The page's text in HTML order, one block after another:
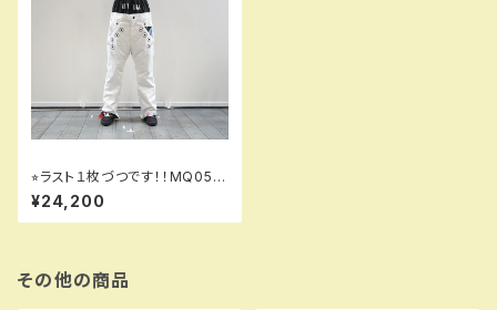
⭐︎ラスト１枚づつです！！MQ055
01 PLATINUM pants 000 w
hite！！※送料無料（日本国内の
み）サービス中です！！
¥24,200
その他の商品